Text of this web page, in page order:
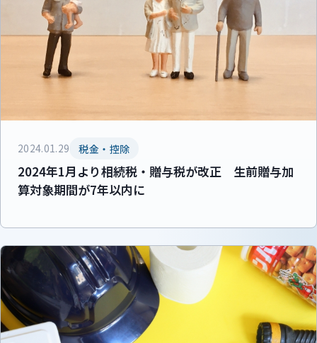
2024.01.29 税金・控除
2024年1月より相続税・贈与税が改正 生前贈与加
算対象期間が7年以内に